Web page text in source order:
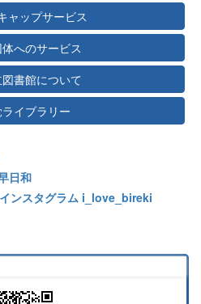
ャップサービス
へのサービス
書館について
イブラリー
日和
ンスタグラム i_love_bireki